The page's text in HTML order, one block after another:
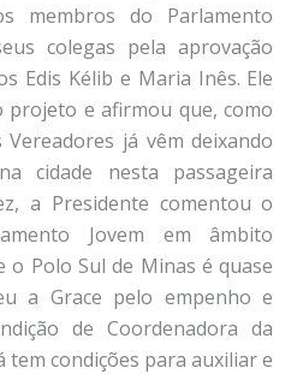
membros do Parlamento
colegas pela aprovação
Edis Kélib e Maria Inês. Ele
projeto e afirmou que, como
já vêm deixando
cidade nesta passageira
a Presidente comentou o
Jovem em âmbito
o Polo Sul de Minas é quase
a Grace pelo empenho e
de Coordenadora da
tem condições para auxiliar e